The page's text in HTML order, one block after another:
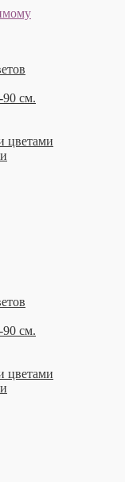
см.
цветами
см.
цветами